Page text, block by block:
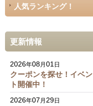
人気ランキング！
更新情報
2026年08月01 日
クーポンを探せ！イベン
ト開催中！
2026年07 月 29日